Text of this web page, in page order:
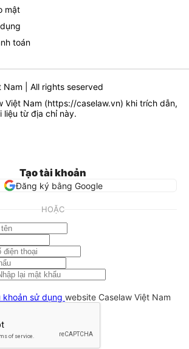
mật
toán
| All rights seserved
Việt Nam (https://caselaw.vn) khi trích dẫn,
liệu từ địa chỉ này.
Tạo tài khoản
Đăng ký bằng Google
HOẶC
khoản sử dụng website Caselaw Việt Nam